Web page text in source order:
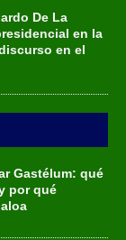
De La
en la
en el
Gastélum: qué
por qué